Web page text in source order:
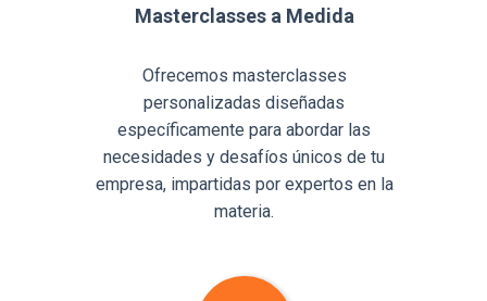
Masterclasses a Medida
Ofrecemos masterclasses
personalizadas diseñadas
específicamente para abordar las
necesidades y desafíos únicos de tu
empresa, impartidas por expertos en la
materia.